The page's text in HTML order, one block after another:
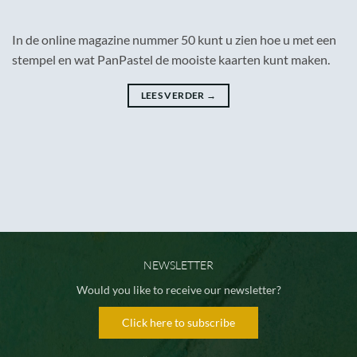
In de online magazine nummer 50 kunt u zien hoe u met een
stempel en wat PanPastel de mooiste kaarten kunt maken.
LEES VERDER →
NEWSLETTER
Would you like to receive our newsletter?
Click here to subscribe